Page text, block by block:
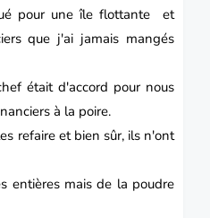
pour une île flottante et
que j'ai jamais mangés
était d'accord pour nous
à la poire.
refaire et bien sûr, ils n'ont
entières mais de la poudre